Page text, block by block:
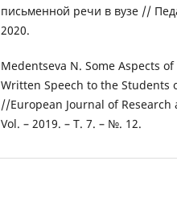
письменной речи в вузе //
2020.
Medentseva N. Some Aspects
Written Speech to the Students
//European Journal of
Vol. – 2019. – Т. 7. – №. 12.